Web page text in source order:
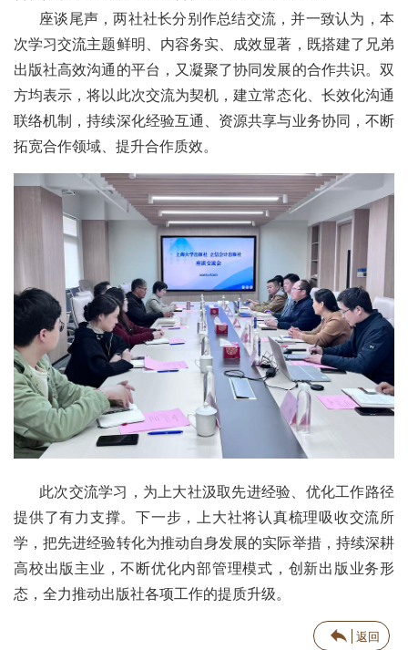
座谈尾声，两社社长分别作总结交流，并一致认为，本
次学习交流主题鲜明、内容务实、成效显著，既搭建了兄弟
出版社高效沟通的平台，又凝聚了协同发展的合作共识。双
方均表示，将以此次交流为契机，建立常态化、长效化沟通
联络机制，持续深化经验互通、资源共享与业务协同，不断
拓宽合作领域、提升合作质效。
此次交流学习，为上大社汲取先进经验、优化工作路径
提供了有力支撑。下一步，上大社将认真梳理吸收交流所
学，把先进经验转化为推动自身发展的实际举措，持续深耕
高校出版主业，不断优化内部管理模式，创新出版业务形
态，全力推动出版社各项工作的提质升级。
返回